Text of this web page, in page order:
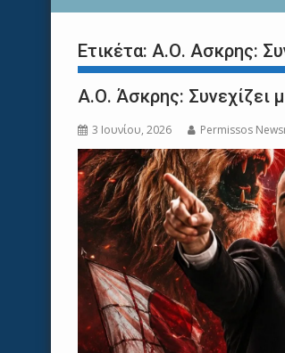
Ετικέτα: Α.Ο. Ασκρης:
Α.Ο. Άσκρης: Συνεχίζει
3 Ιουνίου, 2026 Permissos